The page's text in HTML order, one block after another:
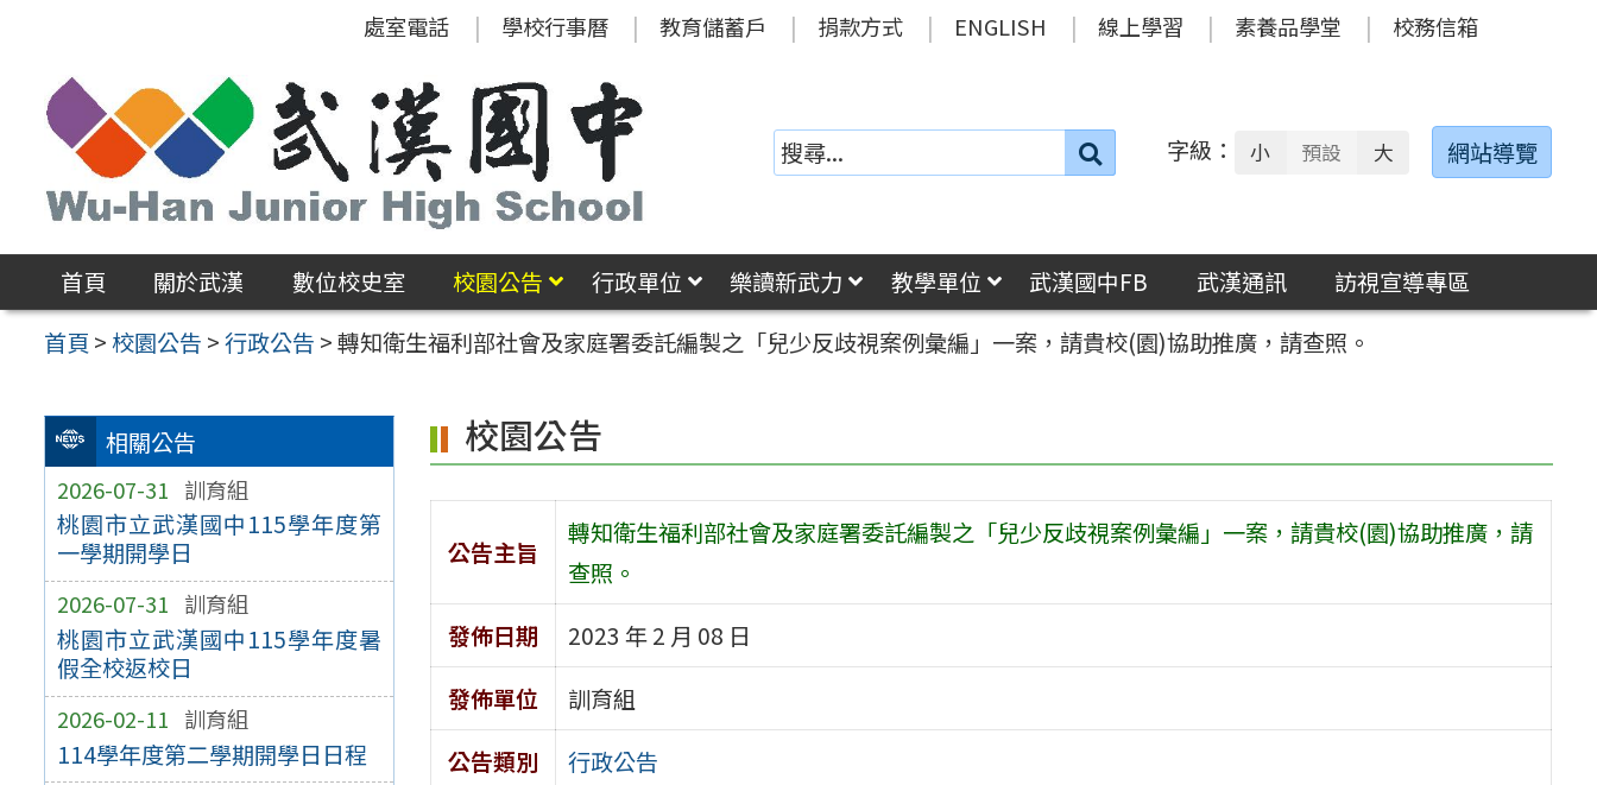
區
處室電話 學校行事曆 教育儲蓄戶 捐款方式 ENGLISH 線上學習 素養品學堂 校務信箱
搜
字級： 小 預設 大 網站導覽
首頁 關於武漢 數位校史室 校園公告 行政單位 樂讀新武力 教學單位 武漢國中FB 武漢通訊
訪視宣導專區
首頁 >校園公告 >行政公告 >轉知衛生福利部社會及家庭署委託編製之「兒少反歧視案例彙編」一案，請貴校(園)協助推廣，請查照。
相關公告
2026-07-31 訓育組
桃園市立武漢國中115學年度第
一學期開學日
2026-07-31 訓育組
桃園市立武漢國中115學年度暑
假全校返校日
2026-02-11 訓育組
114學年度第二學期開學日日程
校園公告
公告主旨
轉知衛生福利部社會及家庭署委託編製之「兒少反歧視案例彙編」一案，請貴校(園)協助推廣，請
查照。
發佈日期
2023 年 2 月 08 日
發佈單位
訓育組
公告類別
行政公告